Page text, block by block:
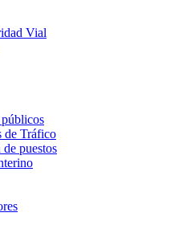
Vial
públicos
de Tráfico
puestos